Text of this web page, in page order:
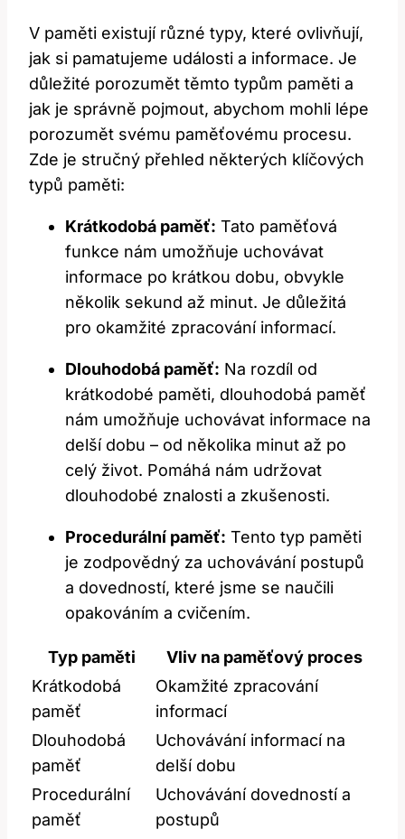
V paměti existují různé typy, které ovlivňují,
jak si pamatujeme události a informace. Je
důležité porozumět těmto typům paměti a
jak je správně pojmout, abychom mohli lépe
porozumět svému paměťovému procesu.
Zde je stručný přehled některých klíčových
typů paměti:
Krátkodobá paměť: Tato paměťová
funkce nám umožňuje uchovávat
informace po krátkou dobu, obvykle
několik sekund až minut. Je důležitá
pro okamžité zpracování informací.
Dlouhodobá paměť: Na rozdíl od
krátkodobé paměti, dlouhodobá paměť
nám umožňuje uchovávat informace na
delší dobu – od několika minut až po
celý život. Pomáhá nám udržovat
dlouhodobé znalosti a zkušenosti.
Procedurální paměť: Tento typ paměti
je zodpovědný za uchovávání postupů
a dovedností, které jsme se naučili
opakováním a cvičením.
Typ paměti
Vliv na paměťový proces
Krátkodobá
paměť
Okamžité zpracování
informací
Dlouhodobá
paměť
Uchovávání informací na
delší dobu
Procedurální
paměť
Uchovávání dovedností a
postupů